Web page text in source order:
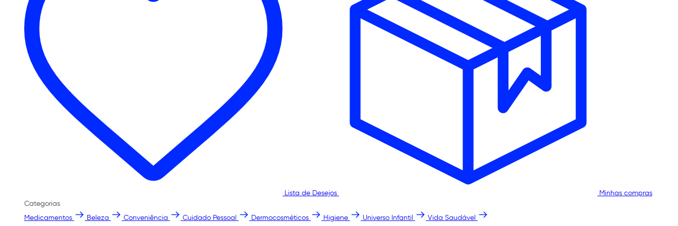
Lista de Desejos
Minhas compras
Categorias
Medicamentos
Beleza Conveniência Cuidado Pessoal Dermocosméticos Higiene Universo Infantil Vida Saudável